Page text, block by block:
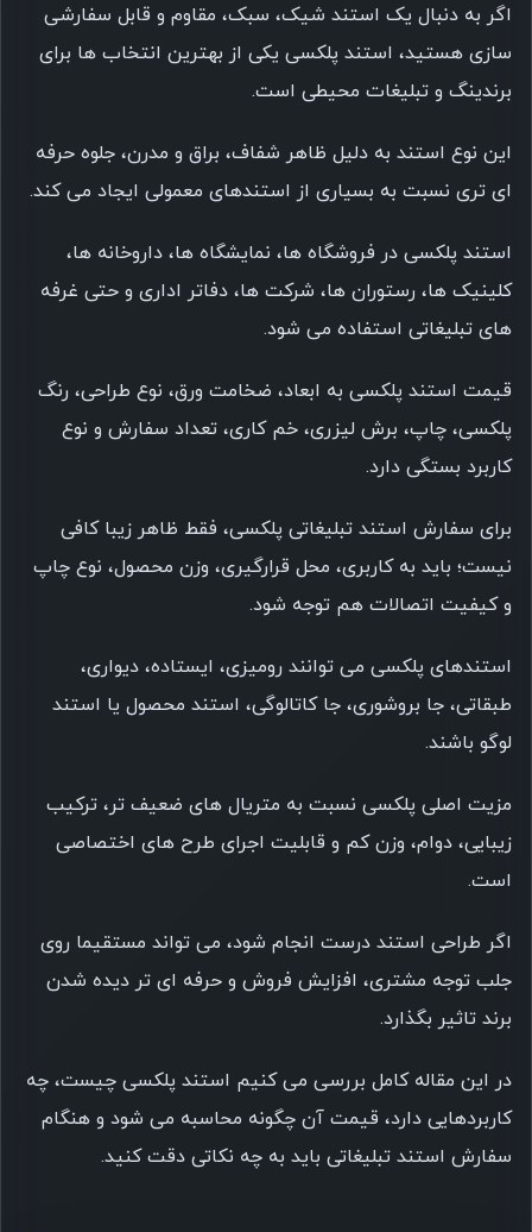
اگر به دنبال یک استند شیک، سبک، مقاوم و قابل سفارشی
سازی هستید، استند پلکسی یکی از بهترین انتخاب ها برای
برندینگ و تبلیغات محیطی است.
این نوع استند به دلیل ظاهر شفاف، براق و مدرن، جلوه حرفه
ای تری نسبت به بسیاری از استندهای معمولی ایجاد می کند.
استند پلکسی در فروشگاه ها، نمایشگاه ها، داروخانه ها،
کلینیک ها، رستوران ها، شرکت ها، دفاتر اداری و حتی غرفه
های تبلیغاتی استفاده می شود.
قیمت استند پلکسی به ابعاد، ضخامت ورق، نوع طراحی، رنگ
پلکسی، چاپ، برش لیزری، خم کاری، تعداد سفارش و نوع
کاربرد بستگی دارد.
برای سفارش استند تبلیغاتی پلکسی، فقط ظاهر زیبا کافی
نیست؛ باید به کاربری، محل قرارگیری، وزن محصول، نوع چاپ
و کیفیت اتصالات هم توجه شود.
استندهای پلکسی می توانند رومیزی، ایستاده، دیواری،
طبقاتی، جا بروشوری، جا کاتالوگی، استند محصول یا استند
لوگو باشند.
مزیت اصلی پلکسی نسبت به متریال های ضعیف تر، ترکیب
زیبایی، دوام، وزن کم و قابلیت اجرای طرح های اختصاصی
است.
اگر طراحی استند درست انجام شود، می تواند مستقیما روی
جلب توجه مشتری، افزایش فروش و حرفه ای تر دیده شدن
برند تاثیر بگذارد.
در این مقاله کامل بررسی می کنیم استند پلکسی چیست، چه
کاربردهایی دارد، قیمت آن چگونه محاسبه می شود و هنگام
سفارش استند تبلیغاتی باید به چه نکاتی دقت کنید.